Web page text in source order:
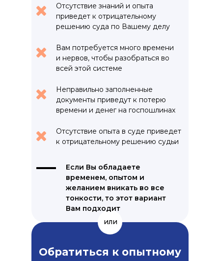
или
Обратиться к опытному
Отсутствие знаний и опыта
приведет к отрицательному
решению суда по Вашему делу
Вам потребуется много времени
и нервов, чтобы разобраться во
всей этой системе
Неправильно заполненные
документы приведут к потерю
времени и денег на госпошлинах
Отсутствие опыта в суде приведет
к отрицательному решению судьи
Если Вы обладаете
временем, опытом и
желанием вникать во все
тонкости, то этот вариант
Вам подходит